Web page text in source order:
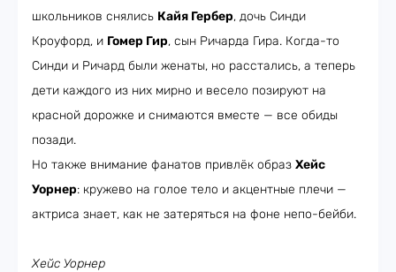
школьников снялись Кайя Гербер, дочь Синди
Кроуфорд, и Гомер Гир, сын Ричарда Гира. Когда-то
Синди и Ричард были женаты, но расстались, а теперь
дети каждого из них мирно и весело позируют на
красной дорожке и снимаются вместе — все обиды
позади.
Но также внимание фанатов привлёк образ Хейс
Уорнер: кружево на голое тело и акцентные плечи —
актриса знает, как не затеряться на фоне непо-бейби.
Хейс Уорнер